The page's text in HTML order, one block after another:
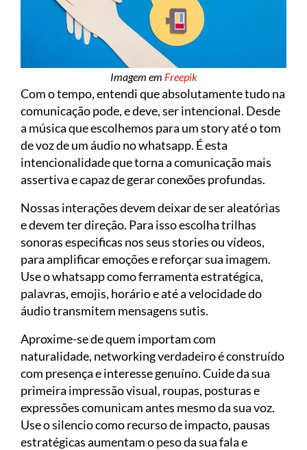
Imagem em Freepik
Com o tempo, entendi que absolutamente tudo na
comunicação pode, e deve, ser intencional. Desde
a música que escolhemos para um story até o tom
de voz de um áudio no whatsapp. É esta
intencionalidade que torna a comunicação mais
assertiva e capaz de gerar conexões profundas.
Nossas interações devem deixar de ser aleatórias
e devem ter direção. Para isso escolha trilhas
sonoras especificas nos seus stories ou vídeos,
para amplificar emoções e reforçar sua imagem.
Use o whatsapp como ferramenta estratégica,
palavras, emojis, horário e até a velocidade do
áudio transmitem mensagens sutis.
Aproxime-se de quem importam com
naturalidade, networking verdadeiro é construído
com presença e interesse genuíno. Cuide da sua
primeira impressão visual, roupas, posturas e
expressões comunicam antes mesmo da sua voz.
Use o silencio como recurso de impacto, pausas
estratégicas aumentam o peso da sua fala e